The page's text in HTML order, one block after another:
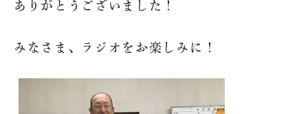
ありがとうございました！
みなさま、ラジオをお楽しみに！